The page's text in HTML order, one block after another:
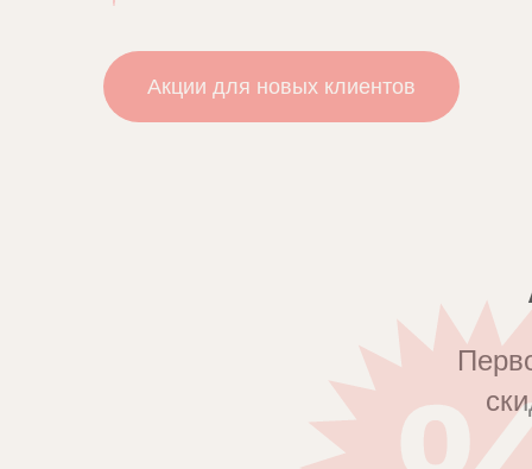
Акции для новых клиентов